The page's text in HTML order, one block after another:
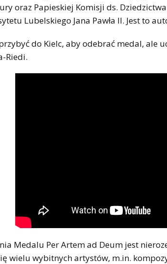
oraz Papieskiej Komisji ds.
Lubelskiego Jana Pawła II. Jest to
do Kielc, aby odebrać medal, ale
Riedi.
Medalu Per Artem ad Deum jest
wielu wybitnych artystów, m.in.